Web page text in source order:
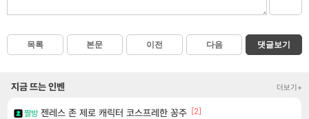
목록 본문 이전 다음 댓글보기
지금 뜨는 인벤 더보기+
짤방 젠레스 존 제로 캐릭터 코스프레한 꽁주 [2]